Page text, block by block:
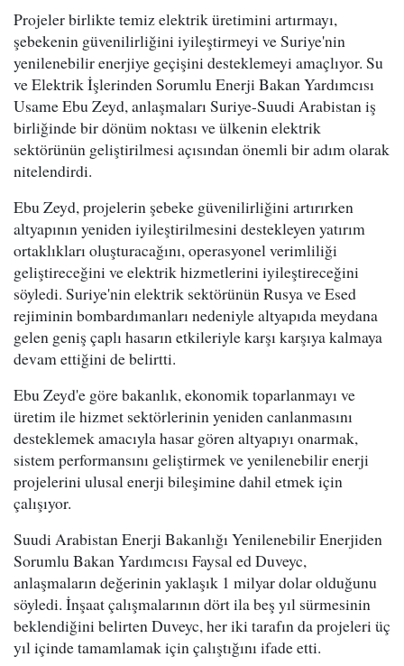
Projeler birlikte temiz elektrik üretimini artırmayı,
şebekenin güvenilirliğini iyileştirmeyi ve Suriye'nin
yenilenebilir enerjiye geçişini desteklemeyi amaçlıyor. Su
ve Elektrik İşlerinden Sorumlu Enerji Bakan Yardımcısı
Usame Ebu Zeyd, anlaşmaları Suriye-Suudi Arabistan iş
birliğinde bir dönüm noktası ve ülkenin elektrik
sektörünün geliştirilmesi açısından önemli bir adım olarak
nitelendirdi.
Ebu Zeyd, projelerin şebeke güvenilirliğini artırırken
altyapının yeniden iyileştirilmesini destekleyen yatırım
ortaklıkları oluşturacağını, operasyonel verimliliği
geliştireceğini ve elektrik hizmetlerini iyileştireceğini
söyledi. Suriye'nin elektrik sektörünün Rusya ve Esed
rejiminin bombardımanları nedeniyle altyapıda meydana
gelen geniş çaplı hasarın etkileriyle karşı karşıya kalmaya
devam ettiğini de belirtti.
Ebu Zeyd'e göre bakanlık, ekonomik toparlanmayı ve
üretim ile hizmet sektörlerinin yeniden canlanmasını
desteklemek amacıyla hasar gören altyapıyı onarmak,
sistem performansını geliştirmek ve yenilenebilir enerji
projelerini ulusal enerji bileşimine dahil etmek için
çalışıyor.
Suudi Arabistan Enerji Bakanlığı Yenilenebilir Enerjiden
Sorumlu Bakan Yardımcısı Faysal ed Duveyc,
anlaşmaların değerinin yaklaşık 1 milyar dolar olduğunu
söyledi. İnşaat çalışmalarının dört ila beş yıl sürmesinin
beklendiğini belirten Duveyc, her iki tarafın da projeleri üç
yıl içinde tamamlamak için çalıştığını ifade etti.